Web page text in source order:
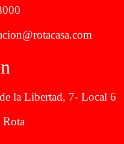
la Libertad, 7- Local 6
Rota